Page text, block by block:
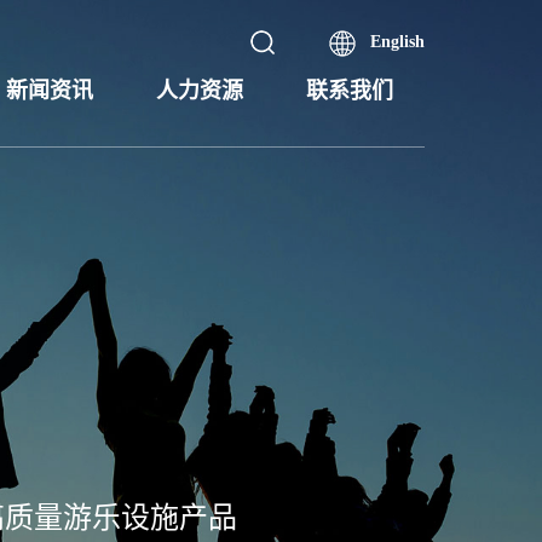
English
新闻资讯 人力资源 联系我们
量游乐设施产品